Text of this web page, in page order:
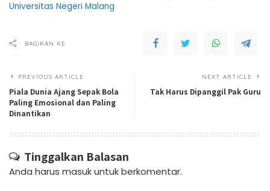
Universitas Negeri Malang
BAGIKAN KE
PREVIOUS ARTICLE
Piala Dunia Ajang Sepak Bola
Paling Emosional dan Paling
Dinantikan
NEXT ARTICLE
Tak Harus Dipanggil Pak Guru
Tinggalkan Balasan
Anda harus masukuntuk berkomentar.